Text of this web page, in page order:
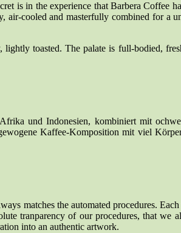
is in the experience that Barbera Coffee
cooled and masterfully combined for a
toasted. The palate is full-bodied,
und Indonesien, kombiniert mit
Kaffee-Komposition mit viel
matches the automated procedures.
tranparency of our procedures, that we
into an authentic artwork.